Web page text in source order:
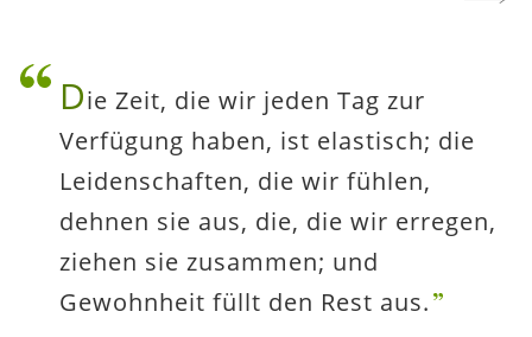
Die Zeit, die wir jeden Tag zur
Verfügung haben, ist elastisch; die
Leidenschaften, die wir fühlen,
dehnen sie aus, die, die wir erregen,
ziehen sie zusammen; und
Gewohnheit füllt den Rest aus.